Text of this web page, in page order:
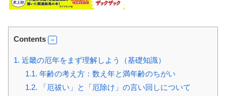
Contents
1. 近畿の厄年をまず理解しよう（基礎知識）
1.1. 年齢の考え方：数え年と満年齢のちがい
1.2. 「厄祓い」と「厄除け」の言い回しについて